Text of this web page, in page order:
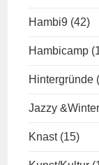
Hambi9 (42)
Hambicamp
Hintergründe
Jazzy &Winter
Knast (15)